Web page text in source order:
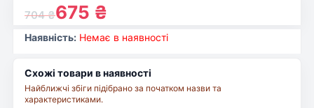
704₴675 ₴
Наявність: Немає в наявності
Схожі товари в наявності
Найближчі збіги підібрано за початком назви та
характеристиками.